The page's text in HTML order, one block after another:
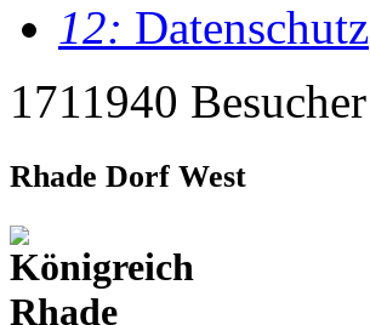
12: Datenschutz
1711940 Besucher
Rhade Dorf West